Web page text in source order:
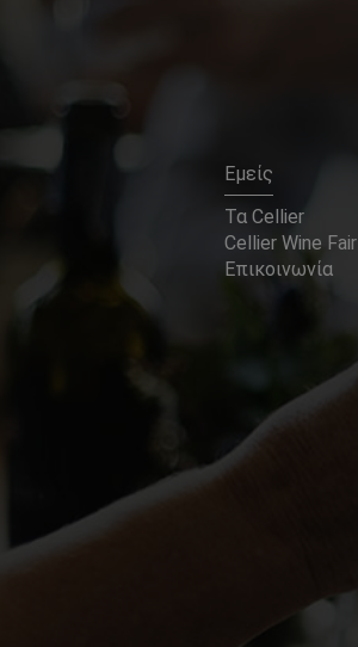
Εμείς
Τα Cellier
Cellier Wine Fair
Επικοινωνία